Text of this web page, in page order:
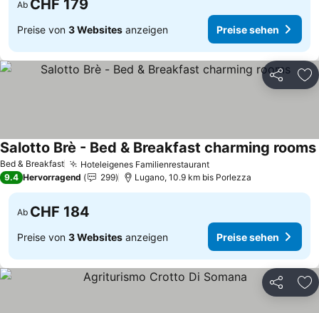
Ab CHF 179
Preise von 3 Websites anzeigen Preise sehen
Teilen
Bed & Breakfast Hoteleigenes FamilienrestaurantPreise sehen
Salotto Brè - Bed & Breakfast charming rooms
9.4 Hervorragend 299 Lugano, 10.9 km bis Porlezza
Ab CHF 184
Preise von 3 Websites anzeigen Preise sehen
Teilen